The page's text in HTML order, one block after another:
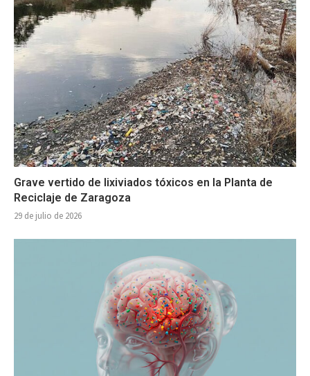
Grave vertido de lixiviados tóxicos en la Planta de
Reciclaje de Zaragoza
29 de julio de 2026